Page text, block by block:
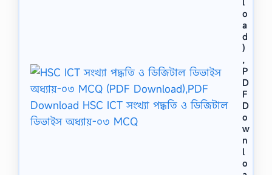
o
a
d
)
,
P
D
F
D
o
w
n
l
o